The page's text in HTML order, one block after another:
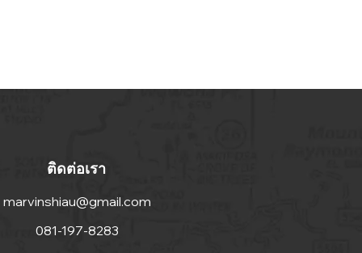
ติดต่อเรา
marvinshiau@gmail.com
081-197-8283